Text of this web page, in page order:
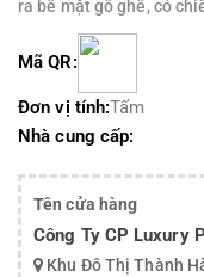
ra bề mặt gồ ghề, có
Mã QR:
Đơn vị tính:Tấm
Nhà cung cấp:
Tên cửa hàng
Công Ty CP Luxury
Khu Đô Thị Thành